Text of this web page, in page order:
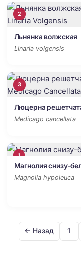
2
Льнянка волжская
Linaria volgensis
3
Люцерна
Medicago cancellata
1
Магнолия снизу-
Magnolia hypoleuca
← Назад 1